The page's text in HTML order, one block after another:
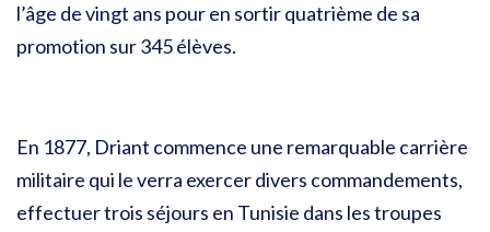
l’âge de vingt ans pour en sortir quatrième de sa
promotion sur 345 élèves.
En 1877, Driant commence une remarquable carrière
militaire qui le verra exercer divers commandements,
effectuer trois séjours en Tunisie dans les troupes